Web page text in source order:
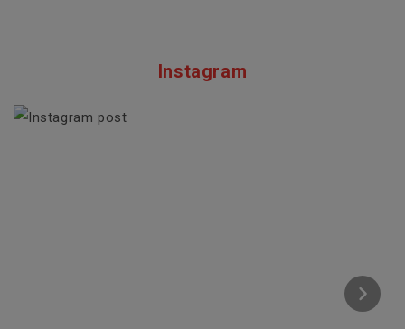
Instagram